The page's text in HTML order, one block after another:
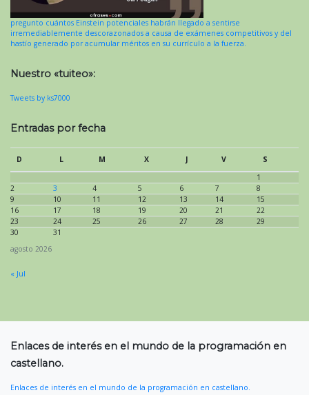
pregunto cuántos Einstein potenciales habrán llegado a sentirse
irremediablemente descorazonados a causa de exámenes competitivos y del
hastío generado por acumular méritos en su currículo a la fuerza.
Nuestro «tuiteo»:
Tweets by ks7000
Entradas por fecha
agosto 2026
D L M X J V
S
1
2
3 4 5 6 7
8
9
10 11 12 13 14
15
16
17 18 19 20 21
22
23
24 25 26 27 28
29
30
31
« Jul
Enlaces de interés en el mundo de la programación en
castellano.
Enlaces de interés en el mundo de la programación en castellano.